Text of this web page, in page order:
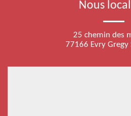
Nous
25 chemin des
77166 Evry Gregy